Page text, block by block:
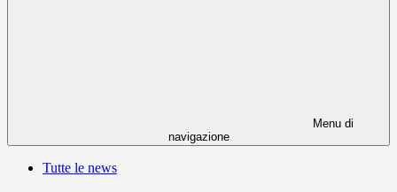
Menu di
navigazione
Tutte le news